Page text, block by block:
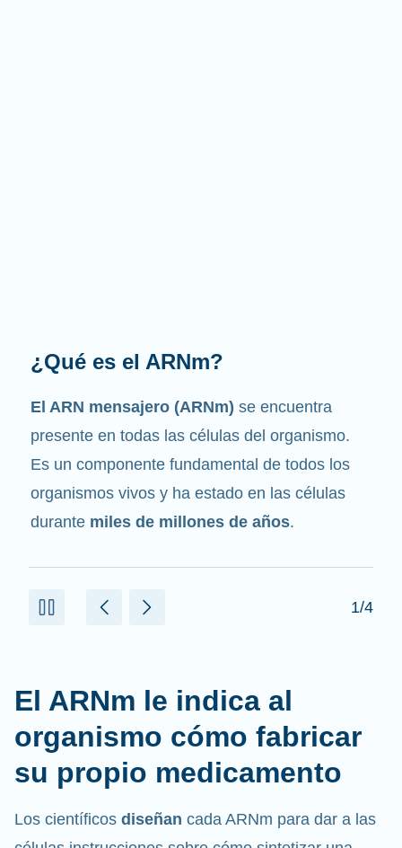
¿Cuál es la función que
Como su nombre indica, el ARNm es un
mensajero. Interactúa con otros componentes
de las células que ayudan a sintetizar las
proteínas.
2/4
El ARNm le indica al
organismo cómo fabricar
su propio medicamento
Los científicos diseñan cada ARNm para dar a las